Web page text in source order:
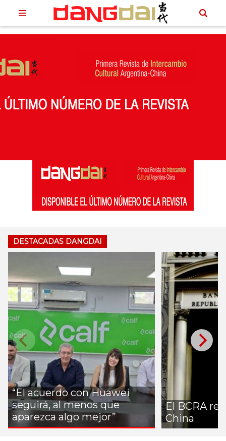
DESTACADAS DANGDAI
“El acuerdo con Huawei
seguirá, al menos que
aparezca algo mejor”
El BCRA
China